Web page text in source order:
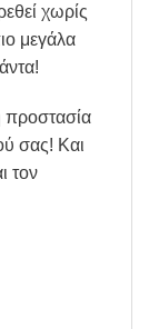
χωρίς
μεγάλα
προστασία
σας! Και
τον